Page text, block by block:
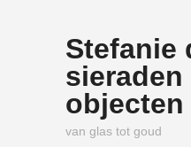
Stefanie
sieraden
objecten
van glas tot goud